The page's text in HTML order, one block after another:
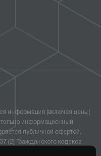
информация (включая цены)
информационный
публичной офертой,
(2) Гражданского кодекса